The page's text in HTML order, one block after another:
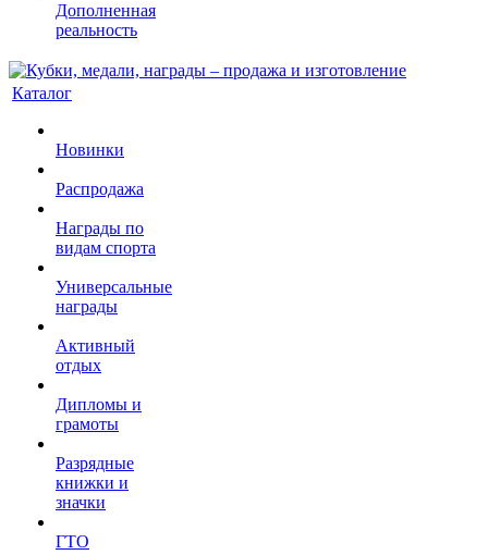
Дополненная
реальность
Каталог
Новинки
Распродажа
Награды по
видам спорта
Универсальные
награды
Активный
отдых
Дипломы и
грамоты
Разрядные
книжки и
значки
ГТО